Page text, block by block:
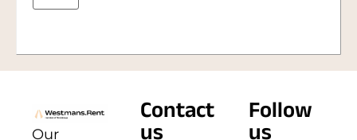
Our
Contact Follow